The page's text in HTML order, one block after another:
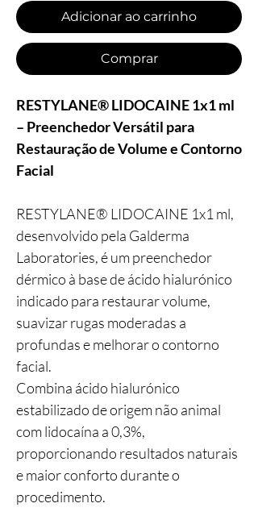
Adicionar ao carrinho
Comprar
RESTYLANE® LIDOCAINE 1x1 ml
– Preenchedor Versátil para
Restauração de Volume e Contorno
Facial
RESTYLANE® LIDOCAINE 1x1 ml,
desenvolvido pela Galderma
Laboratories, é um preenchedor
dérmico à base de ácido hialurónico
indicado para restaurar volume,
suavizar rugas moderadas a
profundas e melhorar o contorno
facial.
Combina ácido hialurónico
estabilizado de origem não animal
com lidocaína a 0,3%,
proporcionando resultados naturais
e maior conforto durante o
procedimento.